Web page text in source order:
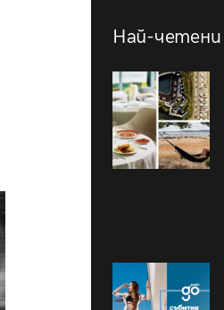
Най-четени